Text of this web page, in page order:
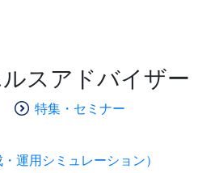
スアドバイザー
特集・セミナー
運用シミュレーション）